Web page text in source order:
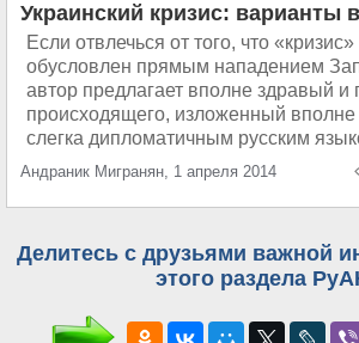
Украинский кризис: варианты
Если отвлечься от того, что
обусловлен прямым нападением
автор предлагает вполне здравый и
происходящего, изложенный
слегка дипломатичным русским
Андраник Мигранян, 1 апреля 2014
Делитесь с друзьями важной
этого раздела